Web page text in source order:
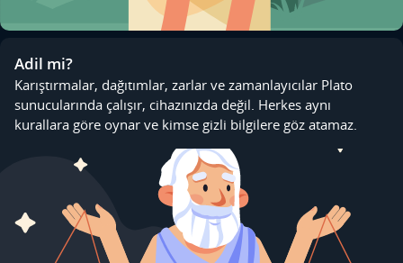
Adil mi?
Karıştırmalar, dağıtımlar, zarlar ve zamanlayıcılar Plato
sunucularında çalışır, cihazınızda değil. Herkes aynı
kurallara göre oynar ve kimse gizli bilgilere göz atamaz.